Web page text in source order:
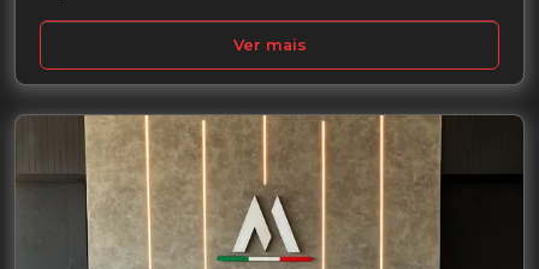
Ver mais